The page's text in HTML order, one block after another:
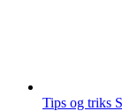
Tips og triks